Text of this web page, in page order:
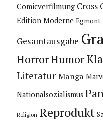
Comicverfilmung Cross
Edition Moderne Egmont
Gesamtausgabe
HorrorHumor
Literatur Manga
Nationalsozialismus
Religion Reprodukt